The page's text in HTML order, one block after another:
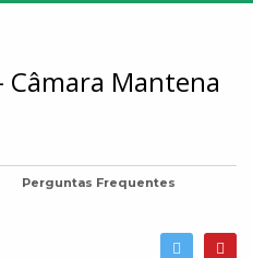
Perguntas Frequentes